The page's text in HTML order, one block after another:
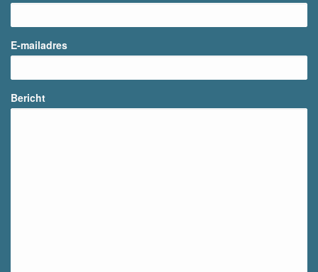
E-mailadres
Bericht